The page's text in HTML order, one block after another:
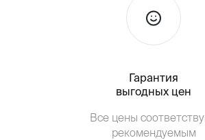
Гарантия
выгодных цен
Все цены
рекомендуемым